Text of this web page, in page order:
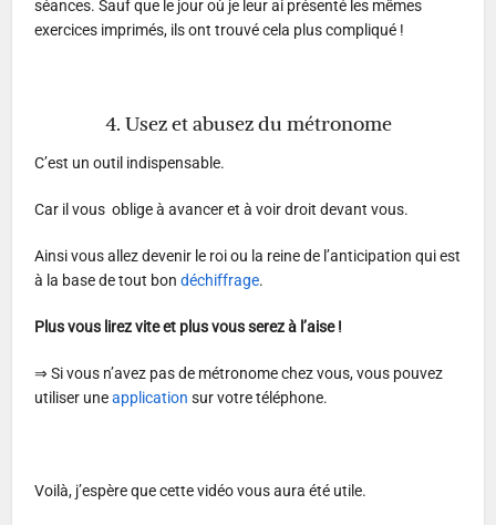
séances. Sauf que le jour où je leur ai présenté les mêmes
exercices imprimés, ils ont trouvé cela plus compliqué !
4. Usez et abusez du métronome
C’est un outil indispensable.
Car il vous oblige à avancer et à voir droit devant vous.
Ainsi vous allez devenir le roi ou la reine de l’anticipation qui est
à la base de tout bondéchiffrage.
Plus vous lirez vite et plus vous serez à l’aise !
⇒ Si vous n’avez pas de métronome chez vous, vous pouvez
utiliser uneapplication sur votre téléphone.
Voilà, j’espère que cette vidéo vous aura été utile.